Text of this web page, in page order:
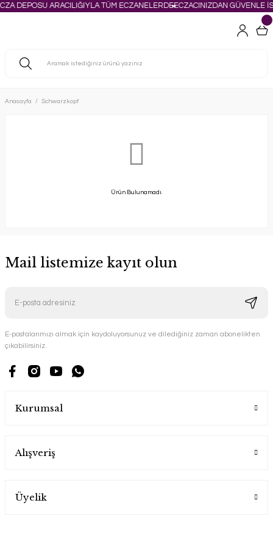
DEPOSU ARACILIĞIYLA TÜM ECZANELERDEECZACINIZDAN GÜVENLE
Anasayfa Schwarzkopf
Ürün Bulunamadı.
Mail listemize kayıt olun
E-postalarımızı almak için kaydoluyorsunuz ve dilediğiniz zaman abonelikten
çıkabilirsiniz.
Kurumsal
Alışveriş
Üyelik